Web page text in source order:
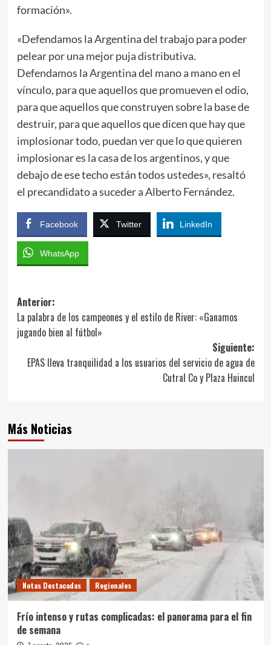
formación».
«Defendamos la Argentina del trabajo para poder
pelear por una mejor puja distributiva.
Defendamos la Argentina del mano a mano en el
vínculo, para que aquellos que promueven el odio,
para que aquellos que construyen sobre la base de
destruir, para que aquellos que dicen que hay que
implosionar todo, puedan ver que lo que quieren
implosionar es la casa de los argentinos, y que
debajo de ese techo están todos ustedes», resaltó
el precandidato a suceder a Alberto Fernández.
Facebook Twitter LinkedIn
WhatsApp
Navegación
de
entradas
Anterior:
La palabra de los campeones y el estilo de River: «Ganamos
jugando bien al fútbol»
Siguiente:
EPAS lleva tranquilidad a los usuarios del servicio de agua de
Cutral Co y Plaza Huincul
Más Noticias
Notas Destacadas Regionales
Frío intenso y rutas complicadas: el panorama para el fin
de semana